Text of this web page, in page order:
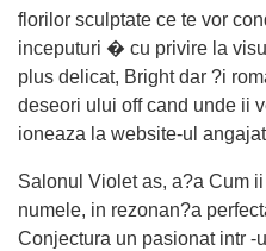
florilor sculptate ce te vor
inceputuri � cu privire la
plus delicat, Bright dar ?i
deseori ului off cand unde ii
ioneaza la website-ul
Salonul Violet as, a?a Cum
numele, in rezonan?a
Conjectura un pasionat intr -